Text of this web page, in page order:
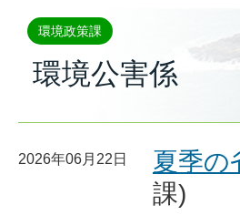
環境政策課
環境公害係
2026年06月22日
夏季の
課)